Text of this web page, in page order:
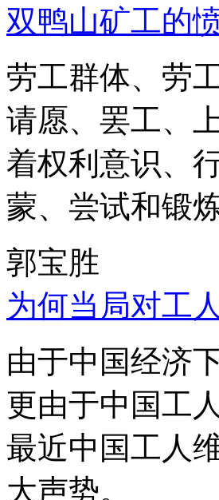
双鸭山矿工的
劳工群体、劳
请愿、罢工、
着权利意识、
蒙、尝试和锻炼
郭宝胜
为何当局对工
由于中国经济
更由于中国工
最近中国工人
大声势。